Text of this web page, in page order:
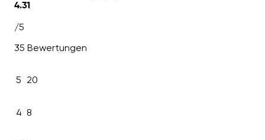
4.31
/5
35 Bewertungen
5 20
4 8